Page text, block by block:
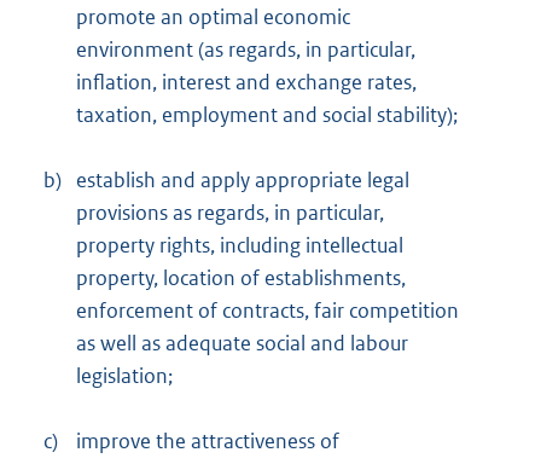
promote an optimal economic
environment (as regards, in particular,
inflation, interest and exchange rates,
taxation, employment and social stability);
b) establish and apply appropriate legal
provisions as regards, in particular,
property rights, including intellectual
property, location of establishments,
enforcement of contracts, fair competition
as well as adequate social and labour
legislation;
c)
improve the attractiveness of